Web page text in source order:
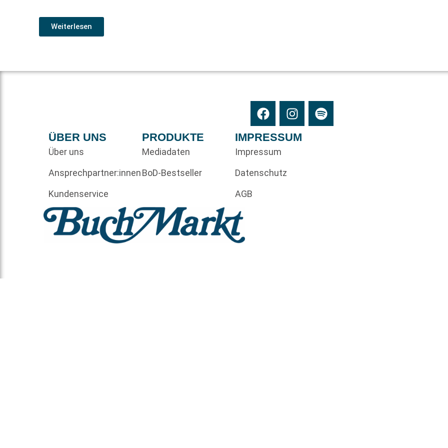
Weiterlesen
ÜBER UNS
Über uns
Ansprechpartner:innen
Kundenservice
PRODUKTE
Mediadaten
BoD-Bestseller
IMPRESSUM
Impressum
Datenschutz
AGB